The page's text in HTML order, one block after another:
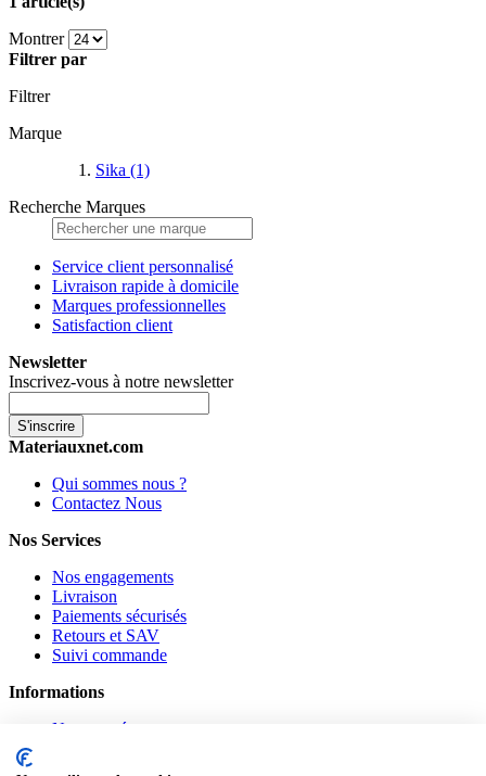
Montrer
Filtrer par
Filtrer
Marque
Sika (1)
Recherche Marques
Service client personnalisé
Livraison rapide à domicile
Marques professionnelles
Satisfaction client
Newsletter
Inscrivez-vous à notre newsletter
S'inscrire
Materiauxnet.com
Qui sommes nous ?
Contactez Nous
Nos Services
Nos engagements
Livraison
Paiements sécurisés
Retours et SAV
Suivi commande
Informations
Nouveautés